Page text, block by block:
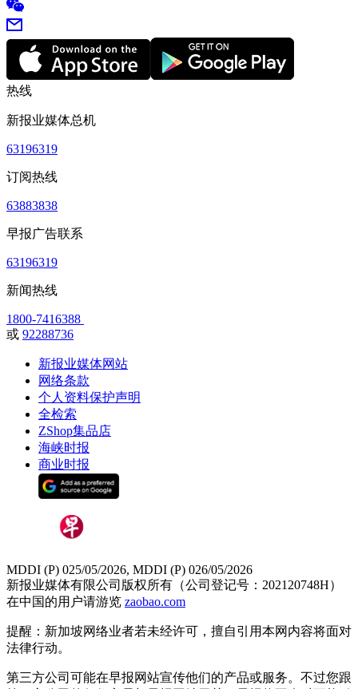
热线
新报业媒体总机
63196319
订阅热线
63883838
早报广告联系
63196319
新闻热线
1800-7416388
或 92288736
新报业媒体网站
网络条款
个人资料保护声明
全检索
ZShop集品店
海峡时报
商业时报
MDDI (P) 025/05/2026, MDDI (P) 026/05/2026
新报业媒体有限公司版权所有（公司登记号：202120748H）
在中国的用户请游览 zaobao.com
提醒：新加坡网络业者若未经许可，擅自引用本网内容将面对
法律行动。
第三方公司可能在早报网站宣传他们的产品或服务。不过您跟